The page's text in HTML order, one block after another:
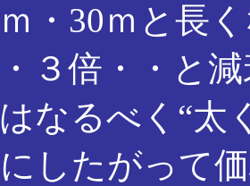
・30ｍと長
３倍・・と
なるべく“太
したがって